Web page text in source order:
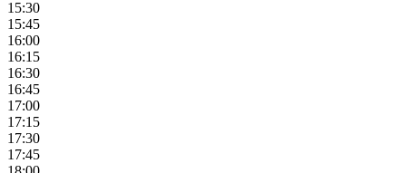
15:30
15:45
16:00
16:15
16:30
16:45
17:00
17:15
17:30
17:45